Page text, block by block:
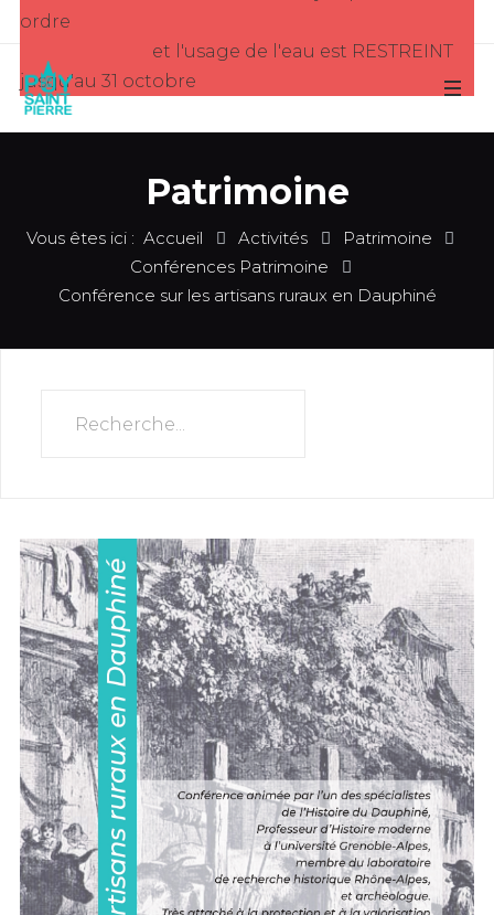
ordre
et l'usage de l'eau est RESTREINT
jusqu'au 31 octobre
Patrimoine
Vous êtes ici :Accueil Activités
Patrimoine
Conférences Patrimoine
Conférence sur les artisans ruraux en Dauphiné